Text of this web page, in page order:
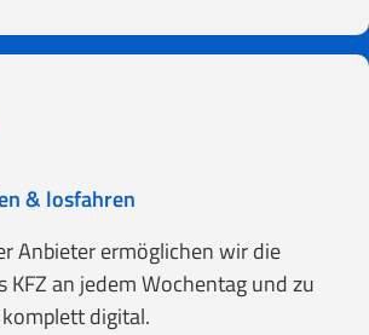
& losfahren
Anbieter ermöglichen wir die
KFZ an jedem Wochentag und zu
digital.